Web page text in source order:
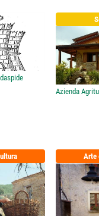
Azienda
Arte